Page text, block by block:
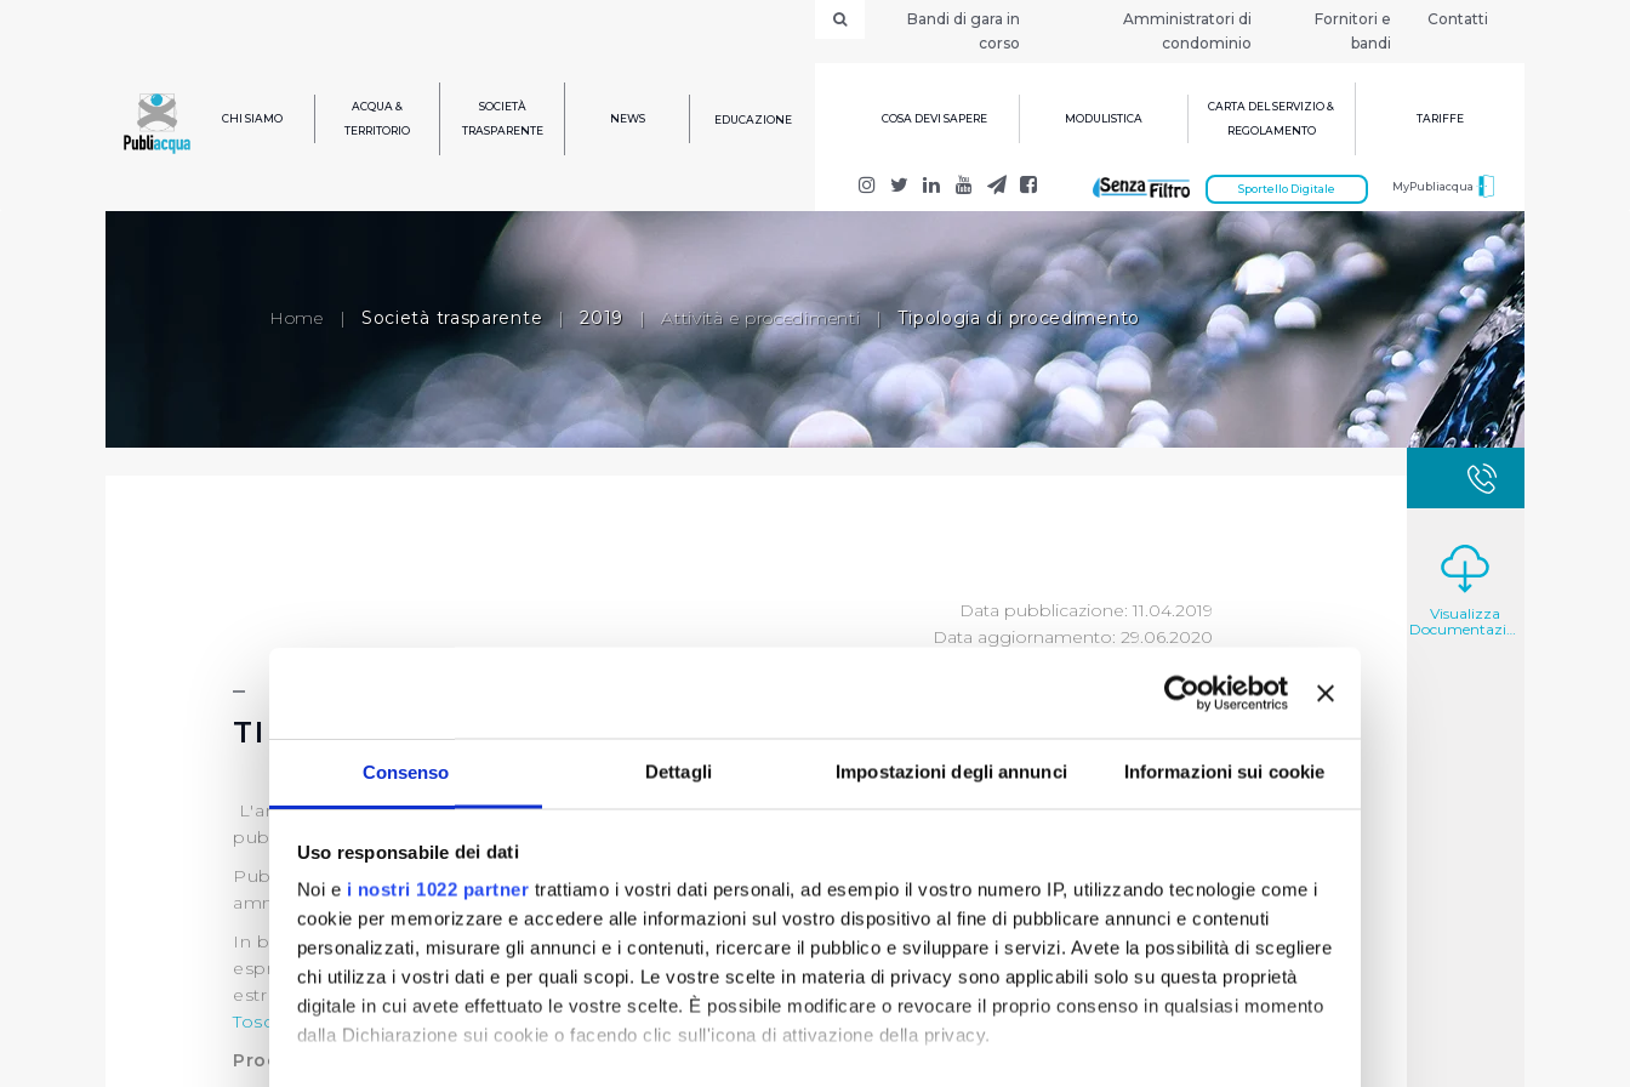
Consenso Dettagli Impostazioni degli annunci Informazioni sui cookie
Uso responsabile dei dati
Noi e i nostri 1022 partner trattiamo i vostri dati personali, ad esempio il vostro numero IP, utilizzando tecnologie come i
cookie per memorizzare e accedere alle informazioni sul vostro dispositivo al fine di pubblicare annunci e contenuti
personalizzati, misurare gli annunci e i contenuti, ricercare il pubblico e sviluppare i servizi. Avete la possibilità di scegliere
chi utilizza i vostri dati e per quali scopi. Le vostre scelte in materia di privacy sono applicabili solo su questa proprietà
digitale in cui avete effettuato le vostre scelte. È possibile modificare o revocare il proprio consenso in qualsiasi momento
dalla Dichiarazione sui cookie o facendo clic sull'icona di attivazione della privacy.
Bandi di gara in
corso
Amministratori di
condominio
Fornitori e
bandi
Contatti
CHI SIAMO
ACQUA &
TERRITORIO
SOCIETÀ
TRASPARENTE
NEWS EDUCAZIONE COSA DEVI SAPERE MODULISTICA
CARTA DEL SERVIZIO &
REGOLAMENTO
TARIFFE
MyPubliacqua
Sportello Digitale
Home | Società trasparente | 2019 | Attività e procedimenti | Tipologia di procedimento
Data pubblicazione: 11.04.2019
Data aggiornamento: 29.06.2020
TIPOLOGIA DI PROCEDIMENTO
L'art.35 del D.lgs. 33/2013, disciplina i procedimenti amministrativi relativi alla realizzazione di un'opera di
pubblico interesse.
Publiacqua pertanto, ai sensi di detta normativa, pubblica il procedimento di esproprio quale tipologia di atto
amministrativo di propria competenza.
In base all’art. 22 L.R. 69/2011 l'Autorità Idrica Toscana può delegare, in tutto o in parte, i propri poteri
espropriativi al gestore del servizio idrico integrato, nell'ambito della convenzione di affidamento del servizio i cui
estremi sono specificati in ogni atto del procedimento espropriativo. Si rimanda al sito dell’
Autorità Idrica
Toscana
per tutte le informazioni connesse ai procedimenti in essere.
Procedimenti ad istanza di parte
Visualizza
Documentazione